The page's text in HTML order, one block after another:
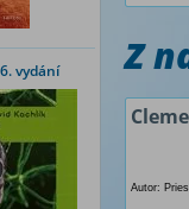
vydání Z
Autor: